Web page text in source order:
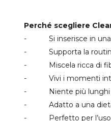
Perché scegliere
- Si inserisce in una
- Supporta la
- Miscela ricca di
- Vivi i momenti
- Niente più lunghi
- Adatto a una dieta
- Perfetto per l’uso